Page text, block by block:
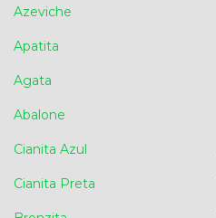
Azeviche
Apatita
Agata
Abalone
Cianita Azul
Cianita Preta